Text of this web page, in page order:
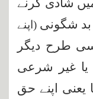
شادی کرنے
بد شگونی (اپنے
طرح دیگر
یا غیر شرعی
اپنے حق